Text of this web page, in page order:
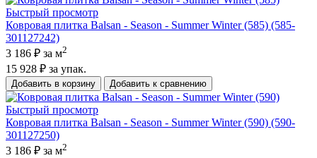
Быстрый просмотр
Ковровая плитка Balsan - Season - Summer Winter (585) (585-
301127242)
3 186 ₽ за м2
15 928 ₽ за упак.
Добавить в корзину Добавить к сравнению
Быстрый просмотр
Ковровая плитка Balsan - Season - Summer Winter (590) (590-
301127250)
3 186 ₽ за м2